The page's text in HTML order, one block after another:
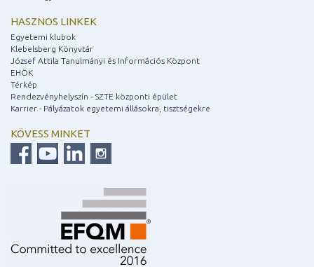
HASZNOS LINKEK
Egyetemi klubok
Klebelsberg Könyvtár
József Attila Tanulmányi és Információs Központ
EHÖK
Térkép
Rendezvényhelyszín - SZTE központi épület
Karrier - Pályázatok egyetemi állásokra, tisztségekre
KÖVESS MINKET